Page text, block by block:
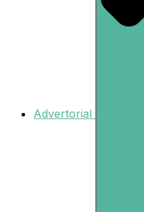
Advertorial